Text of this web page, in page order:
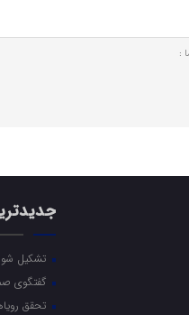
تشکیل
گفتگوی
تحقق